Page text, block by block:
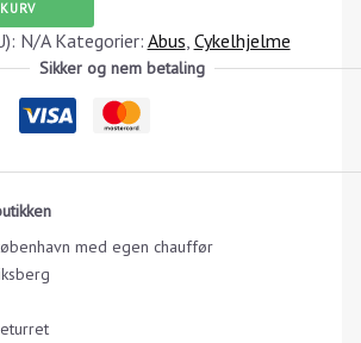
N/A Kategorier: Abus Cykelhjelme
Sikker og nem betaling
med egen chauffør